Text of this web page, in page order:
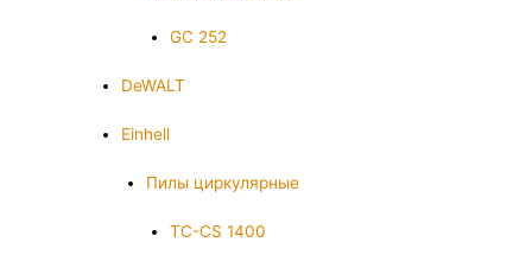
GC 252
DeWALT
Einhell
Пилы циркулярные
TC-CS 1400